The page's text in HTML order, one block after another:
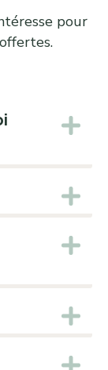
pour